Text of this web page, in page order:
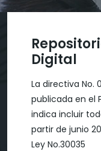
Digital
La directiva No.
publicada en el
indica incluir
partir de junio
Ley No.30035